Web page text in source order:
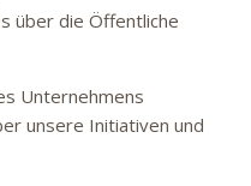
über die Öffentliche
Unternehmens
unsere Initiativen und